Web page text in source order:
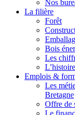
Nos
La filière
Forêt
Bois
Les
L’histoire
Emplois &
Les
Bretagne
Offre de
Le